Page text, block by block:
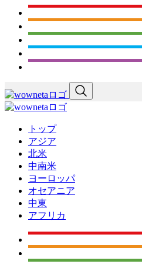
トップ
アジア
北米
中南米
ヨーロッパ
オセアニア
中東
アフリカ